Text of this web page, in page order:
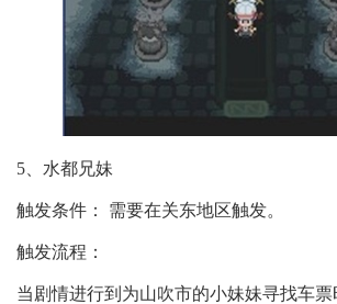
5、水都兄妹
触发条件： 需要在关东地区触发。
触发流程：
当剧情进行到为山吹市的小妹妹寻找车